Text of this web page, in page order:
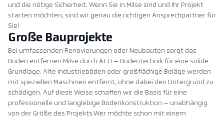
und die nötige Sicherheit. Wenn Sie in Milse sind und Ihr Projekt
starten möchten, sind wir genau die richtigen Ansprechpartner für
Sie!
Große Bauprojekte
Bei umfassenden Renovierungen oder Neubauten sorgt das
Boden entfernen Milse durch ACH – Bodentechnik für eine solide
Grundlage. Alte Industrieböden oder großflächige Beläge werden
mit speziellen Maschinen entfernt, ohne dabei den Untergrund zu
schädigen. Auf diese Weise schaffen wir die Basis für eine
professionelle und langlebige Bodenkonstruktion – unabhängig
von der Größe des Projekts.Wer möchte schon mit einem